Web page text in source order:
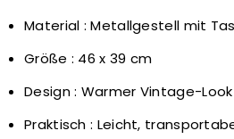
Material : Metallgestell mit
Größe : 46 x 39 cm
Design : Warmer Vintage-
Praktisch : Leicht,